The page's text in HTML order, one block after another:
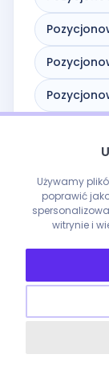
Używamy
poprawić
witrynie i